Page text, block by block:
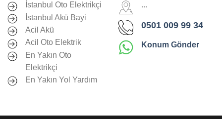
İstanbul Oto Elektrikçi
İstanbul Akü Bayi
Acil Akü
Acil Oto Elektrik
En Yakın Oto
Elektrikçi
En Yakın Yol Yardım
...
0501 009 99 34
Konum Gönder